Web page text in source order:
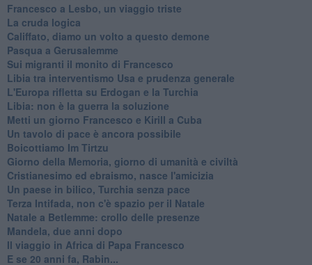
Francesco a Lesbo, un viaggio triste
La cruda logica
Califfato, diamo un volto a questo demone
Pasqua a Gerusalemme
Sui migranti il monito di Francesco
Libia tra interventismo Usa e prudenza generale
L'Europa rifletta su Erdogan e la Turchia
Libia: non è la guerra la soluzione
Metti un giorno Francesco e Kirill a Cuba
Un tavolo di pace è ancora possibile
Boicottiamo Im Tirtzu
Giorno della Memoria, giorno di umanità e civiltà
Cristianesimo ed ebraismo, nasce l'amicizia
Un paese in bilico, Turchia senza pace
Terza Intifada, non c'è spazio per il Natale
Natale a Betlemme: crollo delle presenze
Mandela, due anni dopo
Il viaggio in Africa di Papa Francesco
E se 20 anni fa, Rabin...